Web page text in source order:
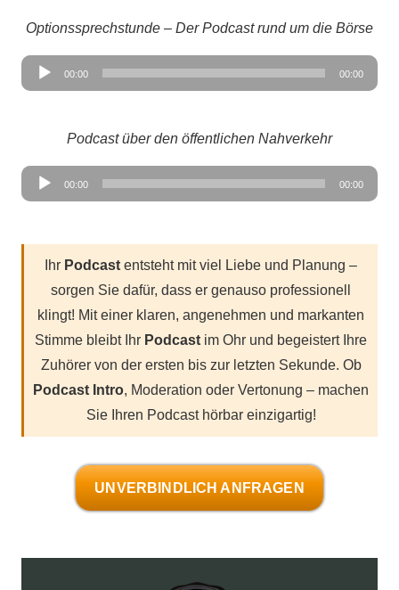
Optionssprechstunde – Der Podcast rund um die Börse
Audio-
Player
00:00 00:00
Podcast über den öffentlichen Nahverkehr
Audio-
Player
00:00 00:00
Ihr Podcast entsteht mit viel Liebe und Planung –
sorgen Sie dafür, dass er genauso professionell
klingt! Mit einer klaren, angenehmen und markanten
Stimme bleibt Ihr Podcast im Ohr und begeistert Ihre
Zuhörer von der ersten bis zur letzten Sekunde. Ob
Podcast Intro, Moderation oder Vertonung – machen
Sie Ihren Podcast hörbar einzigartig!
UNVERBINDLICH ANFRAGEN